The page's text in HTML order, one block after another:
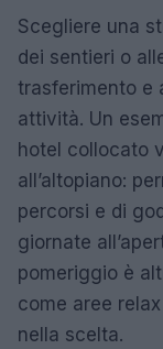
Scegliere una
dei sentieri o
trasferimento e
attività. Un
hotel collocato
all’altopiano:
percorsi e di
giornate
pomeriggio è
come aree
nella scelta.